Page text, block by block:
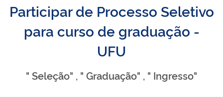
Participar de Processo Seletivo
para curso de graduação -
UFU
" Seleção" , " Graduação" , " Ingresso"